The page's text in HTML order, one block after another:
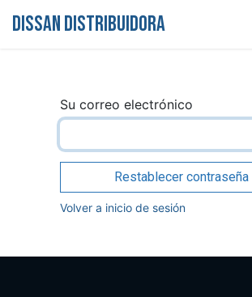
DISSAN DISTRIBUIDORA
Su correo electrónico
Restablecer contraseña
Volver a inicio de sesión